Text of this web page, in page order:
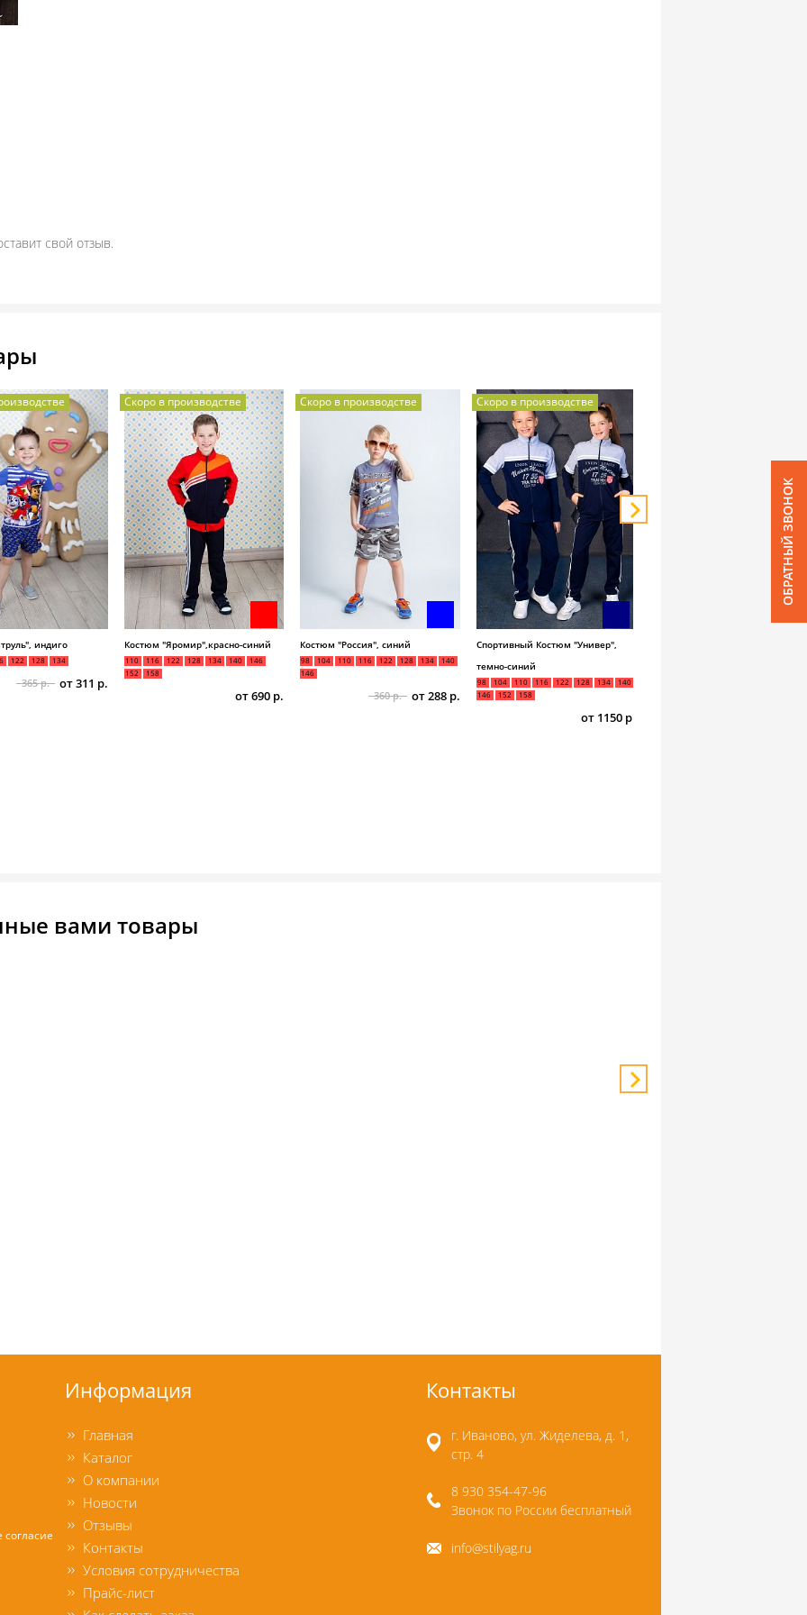
ОБРАТНЫЙ ЗВОНОК
свой отзыв.
индиго
122 128 134
365 р. от 311 р.
Скоро в производстве
Костюм "Яромир",красно-синий
110 116 122 128 134 140
146
152
158
от 690 р.
Скоро в производстве
Костюм "Россия", синий
98 104 110 116 122 128 134
140
146
360 р. от 288 р.
Скоро в производстве
Спортивный Костюм "Универ",
темно-синий
98 104 110 116 122 128 134
140
146
152 158
от 1150 р.
вами товары
Информация
Главная
Каталог
О компании
Новости
Отзывы
Контакты
Условия сотрудничества
Прайс-лист
Контакты
г. Иваново, ул. Жиделева, д. 1,
стр. 4
8 930 354-47-96
Звонок по России бесплатный
info@stilyag.ru